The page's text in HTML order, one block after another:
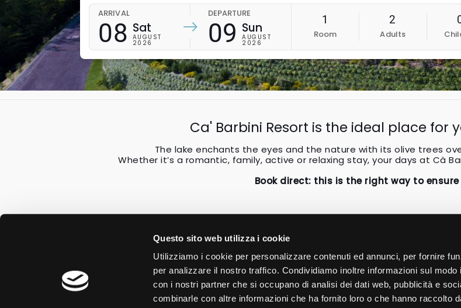
Questo sito web utilizza i cookie
Utilizziamo i cookie per personalizzare contenuti ed annunci, per fornire
per analizzare il nostro traffico. Condividiamo inoltre informazioni sul
con i nostri partner che si occupano di analisi dei dati web, pubblicità e
combinarle con altre informazioni che ha fornito loro o che hanno raccolto
ARRIVAL
08 Sat
AUGUST
2026
DEPARTURE
09 Sun
AUGUST
2026
1
Room
2
Adults
Ca' Barbini Resort is the ideal place for
The lake enchants the eyes and the nature with its olive trees
Whether it’s a romantic, family, active or relaxing stay, your days at Cà
Book direct: this is the right way to
Ca' Barbini Resort